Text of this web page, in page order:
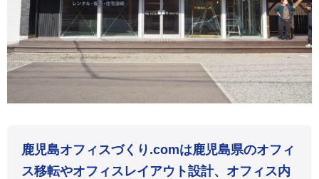
鹿児島オフィスづくり.comは鹿児島県のオフィ
ス移転やオフィスレイアウト設計、オフィス内